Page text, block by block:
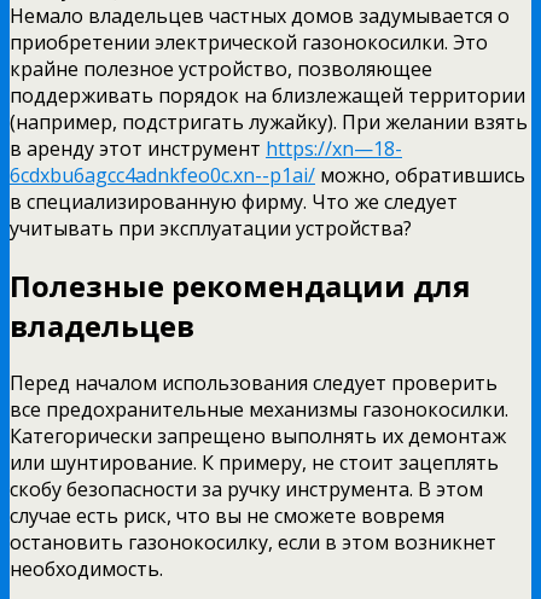
Немало владельцев частных домов задумывается о
приобретении электрической газонокосилки. Это
крайне полезное устройство, позволяющее
поддерживать порядок на близлежащей территории
(например, подстригать лужайку). При желании взять
в аренду этот инструмент https://xn—18-
6cdxbu6agcc4adnkfeo0c.xn--p1ai/ можно, обратившись
в специализированную фирму. Что же следует
учитывать при эксплуатации устройства?
Полезные рекомендации для
владельцев
Перед началом использования следует проверить
все предохранительные механизмы газонокосилки.
Категорически запрещено выполнять их демонтаж
или шунтирование. К примеру, не стоит зацеплять
скобу безопасности за ручку инструмента. В этом
случае есть риск, что вы не сможете вовремя
остановить газонокосилку, если в этом возникнет
необходимость.